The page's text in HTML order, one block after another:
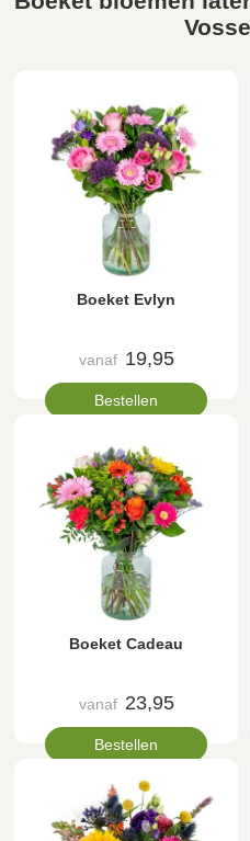
Boeket Evlyn
vanaf 19,95
Bestellen
Boeket Cadeau
vanaf 23,95
Bestellen